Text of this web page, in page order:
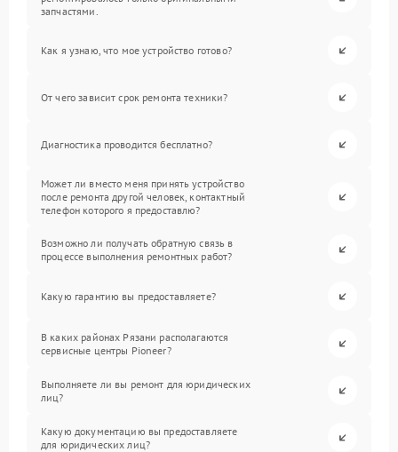
запчастями.
Как я узнаю, что мое устройство готово?
От чего зависит срок ремонта техники?
Диагностика проводится бесплатно?
Может ли вместо меня принять устройство
после ремонта другой человек, контактный
телефон которого я предоставлю?
Возможно ли получать обратную связь в
процессе выполнения ремонтных работ?
Какую гарантию вы предоставляете?
В каких районах Рязани располагаются
сервисные центры Pioneer?
Выполняете ли вы ремонт для юридических
лиц?
Какую документацию вы предоставляете
для юридических лиц?